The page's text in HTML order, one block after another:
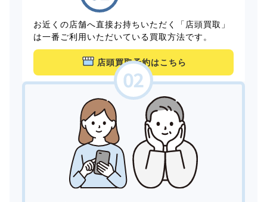
お近くの店舗へ直接お持ちいただく「店頭買取」
は一番ご利用いただいている買取方法です。
店頭買取予約はこちら